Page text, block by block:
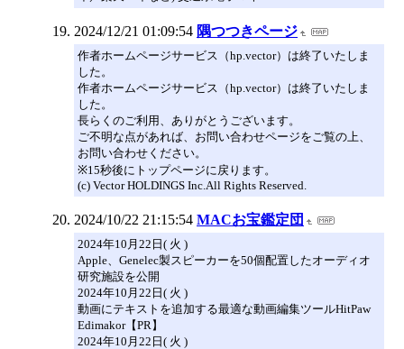
2024/12/21 01:09:54 隅つつきページ
作者ホームページサービス（hp.vector）は終了いたしま
した。
作者ホームページサービス（hp.vector）は終了いたしま
した。
長らくのご利用、ありがとうございます。
ご不明な点があれば、お問い合わせページをご覧の上、
お問い合わせください。
※15秒後にトップページに戻ります。
(c) Vector HOLDINGS Inc.All Rights Reserved.
2024/10/22 21:15:54 MACお宝鑑定団
2024年10月22日( 火 )
Apple、Genelec製スピーカーを50個配置したオーディオ
研究施設を公開
2024年10月22日( 火 )
動画にテキストを追加する最適な動画編集ツールHitPaw
Edimakor【PR】
2024年10月22日( 火 )